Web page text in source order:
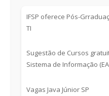
IFSP oferece Pós-
TI
Sugestão de Cursos
Sistema de Informação
Vagas Java Júnior SP